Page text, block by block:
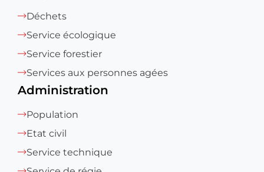
Déchets
Service écologique
Service forestier
Services aux personnes agées
Administration
Population
Etat civil
Service technique